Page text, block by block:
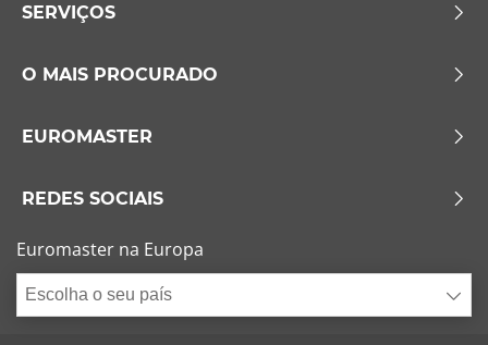
SERVIÇOS
O MAIS PROCURADO
EUROMASTER
REDES SOCIAIS
Euromaster na Europa
Escolha o seu país